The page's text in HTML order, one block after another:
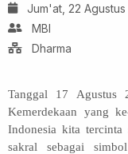
Jum'at, 22 Agustus
MBI
Dharma
Tanggal 17 Agustus
Kemerdekaan yang
Indonesia kita tercinta
sakral sebagai